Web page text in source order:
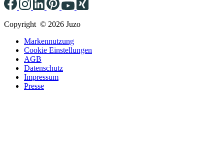
Copyright © 2026 Juzo
Markennutzung
Cookie Einstellungen
AGB
Datenschutz
Impressum
Presse